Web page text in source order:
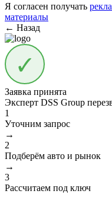
Я согласен получать
материалы
← Назад
Заявка принята
Эксперт DSS Group
1
Уточним запрос
→
2
Подберём авто и рынок
→
3
Рассчитаем под ключ